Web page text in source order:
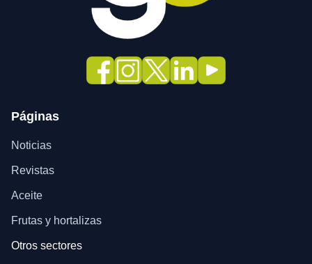
Páginas
Noticias
Revistas
Aceite
Frutas y hortalizas
Otros sectores